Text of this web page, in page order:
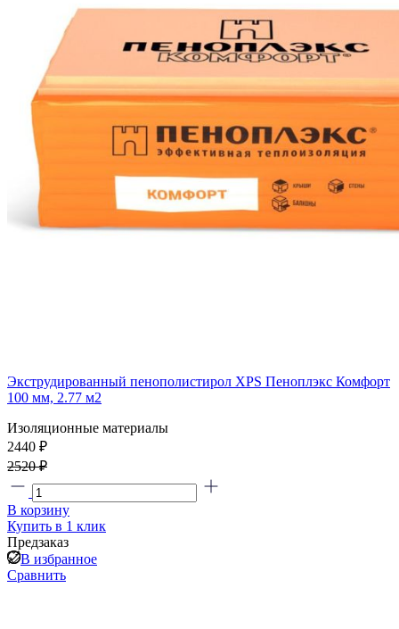
Экструдированный пенополистирол XPS Пеноплэкс Комфорт
100 мм, 2.77 м2
Изоляционные материалы
2440 ₽
2520 ₽
В корзину
Купить в 1 клик
Предзаказ
В избранное
Сравнить